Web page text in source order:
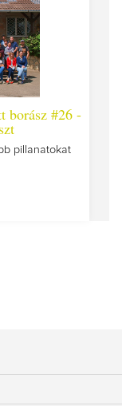
#26 - Így lesz